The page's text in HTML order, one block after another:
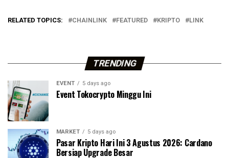
RELATED TOPICS: CHAINLINK FEATURED KRIPTO LINK
TRENDING
EVENT 5 days ago
Event Tokocrypto Minggu Ini
MARKET 5 days ago
Pasar Kripto Hari Ini 3 Agustus 2026: Cardano
Bersiap Upgrade Besar